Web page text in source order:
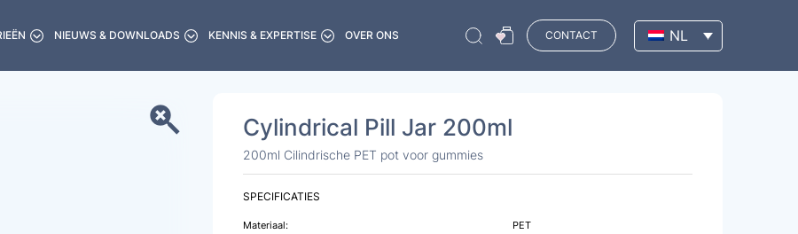
NIEUWS & DOWNLOADS KENNIS & EXPERTISE OVER ONS CONTACT NL
Cylindrical Pill Jar 200ml
200ml Cilindrische PET pot voor gummies
SPECIFICATIES
Materiaal:
PET